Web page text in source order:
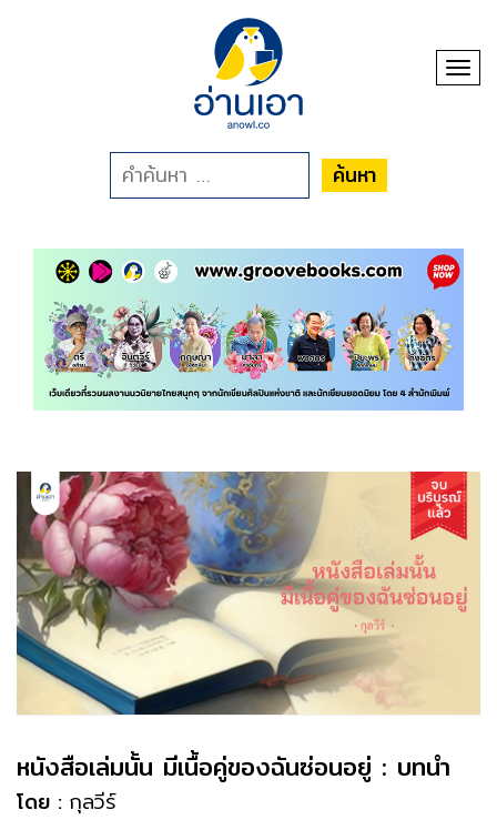
ค้นหา
หนังสือเล่มนั้น มีเนื้อคู่ของฉันซ่อนอยู่ : บทนำ
โดย : กุลวีร์